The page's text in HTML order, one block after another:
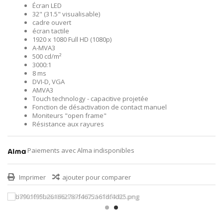
Écran LED
32" (31.5" visualisable)
cadre ouvert
écran tactile
1920 x 1080 Full HD (1080p)
A-MVA3
500 cd/m²
3000:1
8 ms
DVI-D, VGA
AMVA3
Touch technology - capacitive projetée
Fonction de désactivation de contact manuel
Moniteurs "open frame"
Résistance aux rayures
Paiements avec Alma indisponibles
Imprimer ajouter pour comparer